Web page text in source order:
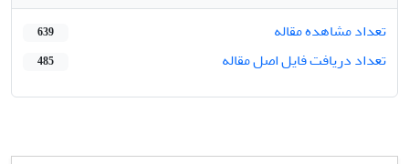
تعداد مشاهده مقاله
639
تعداد دریافت فایل اصل مقاله 485